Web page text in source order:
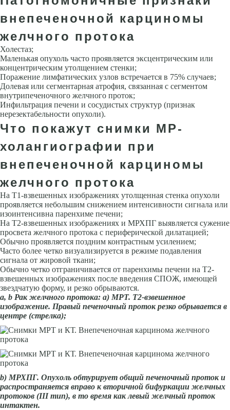
внепеченочной карциномы
желчного протока
Холестаз;
Маленькая опухоль часто проявляется эксцентрическим или
концентрическим утолщением стенки;
Поражение лимфатических узлов встречается в 75% случаев;
Долевая или сегментарная атрофия, связанная с сегментом
внутрипеченочного желчного проток;
Инфильтрация печени и сосудистых структур (признак
нерезектабельности опухоли).
Что покажут снимки МР-
холангиографии при
внепеченочной карциномы
желчного протока
На Т1-взвешенных изображениях утолщенная стенка опухоли
проявляется небольшим снижением интенсивности сигнала или
изоинтенсивна паренхиме печени;
На Т2-взвешенных изображениях и МРХПГ выявляется сужение
просвета желчного протока с периферической дилатацией;
Обычно проявляется поздним контрастным усилением;
Часто более четко визуализируется в режиме подавления
сигнала от жировой ткани;
Обычно четко отграничивается от паренхимы печени на Т2-
взвешенных изображениях после введения СПОЖ, имеющей
звездчатую форму, и резко обрываются.
а, b Рак желчного протока: а) МРТ. Т2-взвешенное
изображение. Правый печеночный проток резко обрывается в
центре (стрелка);
b) МРХПГ. Опухоль обтурирует общий печеноч­ный проток и
распространяется вправо к вторичной бифуркации желчных
протоков (III тип), в то время как левый желчный проток
интактен.